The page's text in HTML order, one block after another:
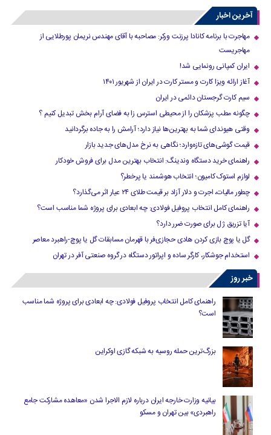
10
› آخرین اخبار
مهاجرت با برنامه کانادا پرزنت ورکر: مصاحبه با آقای مهندس نریمان پورطلایی از
مهاجریست
ایران کمپانی رونمایی شد!
آغاز ارائه ویزا کارت و مستر کارت در ایران از شهریور ۱۴۰۱
سیم کارت گرجستان دائمی در ایران
چگونه مطب پزشکان را از محیطی استرس زا به فضای آرام بخش تبدیل کنیم ؟
وقتی هیوندای شما به بهترین‌ها نیاز دارد؛ آرامش را به جاده برگردانید
قیمت گوشی‌های تازه‌وارد؛ نگاهی به نرخ مدل‌های جدید بازار
راهنمای خرید دستگاه وندینگ: انتخاب بهترین مدل برای فروش خودکار
لوازم استوک کامیون؛ انتخاب هوشمند یا پرخطر؟
چطور مالیات، اجرت و دلار آزاد بر قیمت طلای ۲۴ عیار اثر می‌گذارد؟
راهنمای کامل انتخاب پروفیل فولادی: چه ابعادی برای پروژه شما مناسب است؟
آیا تزریق ژل برای صورت ضرر دارد​؟
گل یا پوچ بازی کردن هادی حجازی‌فر با قهرمان مسابقات گل یا پوچ-راهبرد معاصر
استخدام جوشکار، کارگر ساده و اپراتور دستگاه در گروه صنعتی آفر در تهران
خبر روز
راهنمای کامل انتخاب پروفیل فولادی: چه ابعادی برای پروژه شما مناسب
است؟
بزرگ‌ترین حمله روسیه به شبکه گازی اوکراین
بیانیه وزارت خارجه ایران درباره لازم‌ الاجرا شدن «معاهده مشارکت جامع
راهبردی» بین تهران و مسکو